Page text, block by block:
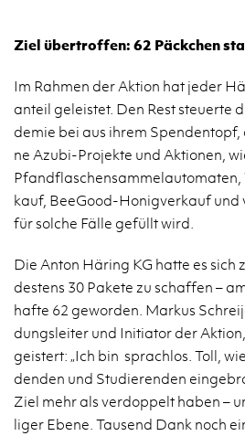
Ziel über­trof­fen: 62 Päck­chen
Im Rah­men der Ak­ti­on hat jeder
an­teil ge­leis­tet. Den Rest steu­er­te
de­mie bei aus ihrem
ne Azu­bi-Pro­jek­te und Ak­tio­nen,
kauf, Bee­Good-Ho­nig­ver­kauf und
für sol­che Fälle ge­füllt wird.
Die Anton Hä­ring KG hatte es
des­tens 30 Pa­ke­te zu schaf­fen –
haf­te 62 ge­wor­den. Mar­kus
dungs­lei­ter und In­itia­tor der
geis­tert: „Ich bin sprach­los. Toll,
den­den und Stu­die­ren­den
Ziel mehr als ver­dop­pelt haben –
li­ger Ebene. Tau­send Dank noch